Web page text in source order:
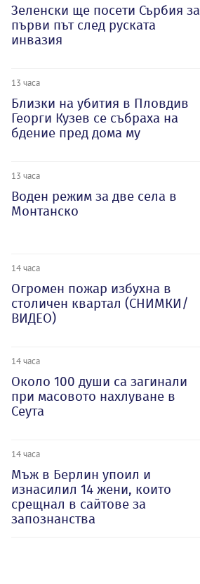
Зеленски ще посети Сърбия за
първи път след руската
инвазия
13 часа
Близки на убития в Пловдив
Георги Кузев се събраха на
бдение пред дома му
13 часа
Воден режим за две села в
Монтанско
14 часа
Огромен пожар избухна в
столичен квартал (СНИМКИ/
ВИДЕО)
14 часа
Около 100 души са загинали
при масовото нахлуване в
Сеута
14 часа
Мъж в Берлин упоил и
изнасилил 14 жени, които
срещнал в сайтове за
запознанства